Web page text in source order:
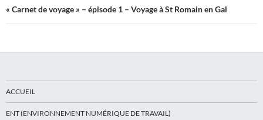
« Carnet de voyage » – épisode 1 – Voyage à St Romain en Gal
ACCUEIL
ENT (ENVIRONNEMENT NUMÉRIQUE DE TRAVAIL)